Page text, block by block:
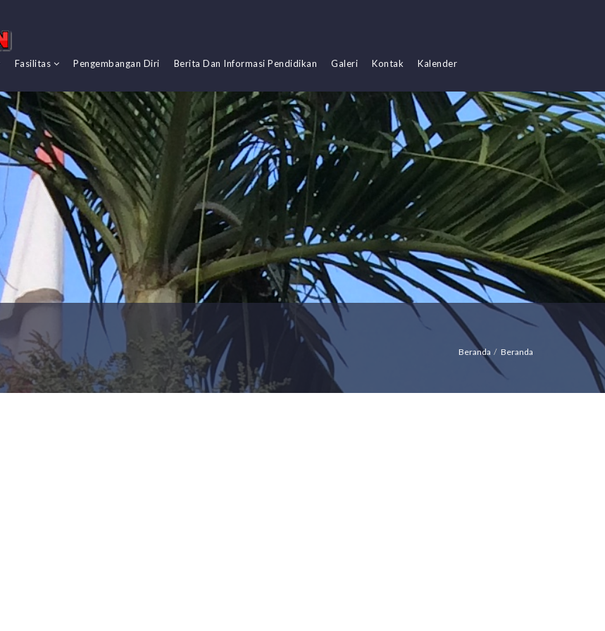
Fasilitas Pengembangan Diri Berita Dan Informasi Pendidikan Galeri Kontak Kalender
Beranda Beranda